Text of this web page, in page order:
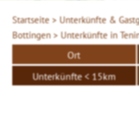
Startseite > Unterkünfte &
Bottingen > Unterkünfte in
Ort
Unterkünfte < 15km